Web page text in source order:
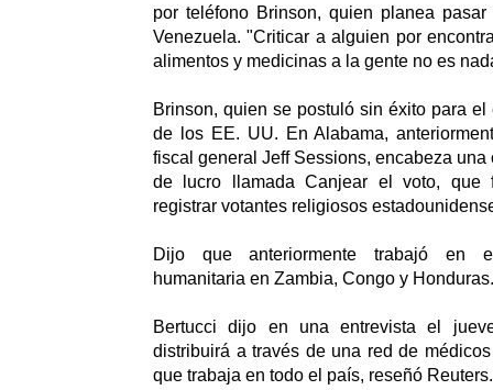
por teléfono Brinson, quien planea
Venezuela. "Criticar a alguien por
alimentos y medicinas a la gente no es
Brinson, quien se postuló sin éxito para
de los EE. UU. En Alabama,
fiscal general Jeff Sessions, encabeza
de lucro llamada Canjear el voto, que
registrar votantes religiosos
Dijo que anteriormente trabajó en
humanitaria en Zambia, Congo y Honduras.
Bertucci dijo en una entrevista el
distribuirá a través de una red de
que trabaja en todo el país, reseñó Reuters.